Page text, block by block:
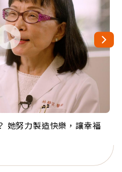
她努力製造快樂，讓幸福
台灣奉獻36年 「台灣是我
」
灣找快樂！「蛋黃哥小
萬爺奶：退休後才開始真
成為全球最年長羽球選
「這個」
阿伯拉小提琴還登上小